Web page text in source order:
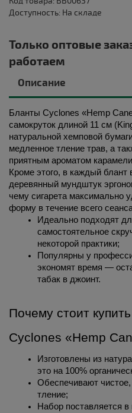
Доступность: На складе
Только оптовые
работаем
Описание
Бланты Cyclones «Hemp
самокруток длиной 11 см
натуральной хемповой
медленное тление трав, а
приятным ароматом
Кроме этого, в каждый блант
деревянный мундштук
чему сигарета максимально
форму в течение всего
Идеально подходят
самостоятельное
некоторой практики;
Популярны у
экономят время —
табак в джоинт.
Почему стоит
Cyclones «Hemp
Изготовлены из
это на 100%
Обеспечивают
тление;
Набор поставляется